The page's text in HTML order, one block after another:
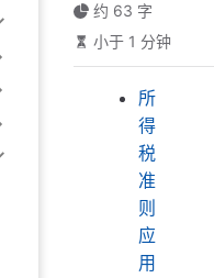
约 63 字
小于 1 分钟
所
得
税
准
则
应
用